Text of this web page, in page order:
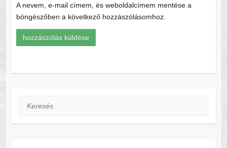
A nevem, e-mail címem, és weboldalcímem mentése a
böngészőben a következő hozzászólásomhoz.
Keresés